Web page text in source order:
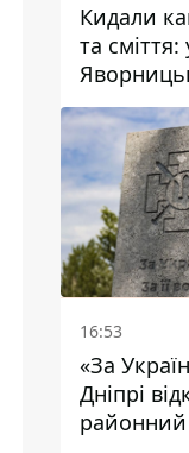
Кидали
та сміття:
16:53
«За
Дніпрі
районний